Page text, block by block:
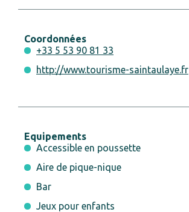
Coordonnées
+33 5 53 90 81 33
http://www.tourisme-saintaulaye.fr
Equipements
Accessible en poussette
Aire de pique-nique
Bar
Jeux pour enfants